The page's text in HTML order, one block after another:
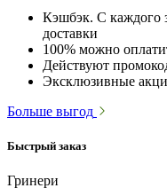
Кэшбэк. С каждого
доставки
100% можно
Действуют
Эксклюзивные
Больше выгод
Быстрый заказ
Гринери